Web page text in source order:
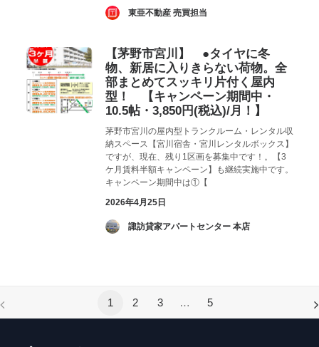
­ 東亜不動産 売買担当
【茅野市宮川】 ●タイヤに冬
物、新居に入りきらない荷物。全
部まとめてスッキリ片付く屋内
型！ 【キャンペーン期間中・
10.5帖・3,850円(税込)/月！】
茅野市宮川の屋内型トランクルーム・レンタル収
納スペース【宮川宿舎・宮川レンタルボックス】
ですが、現在、残り1区画を募集中です！。【3
ケ月賃料半額キャンペーン】も継続実施中です。
キャンペーン期間中は①【
2026年4月25日
­ 諏訪貸家アパートセンター 本店
1 2 3 … 5